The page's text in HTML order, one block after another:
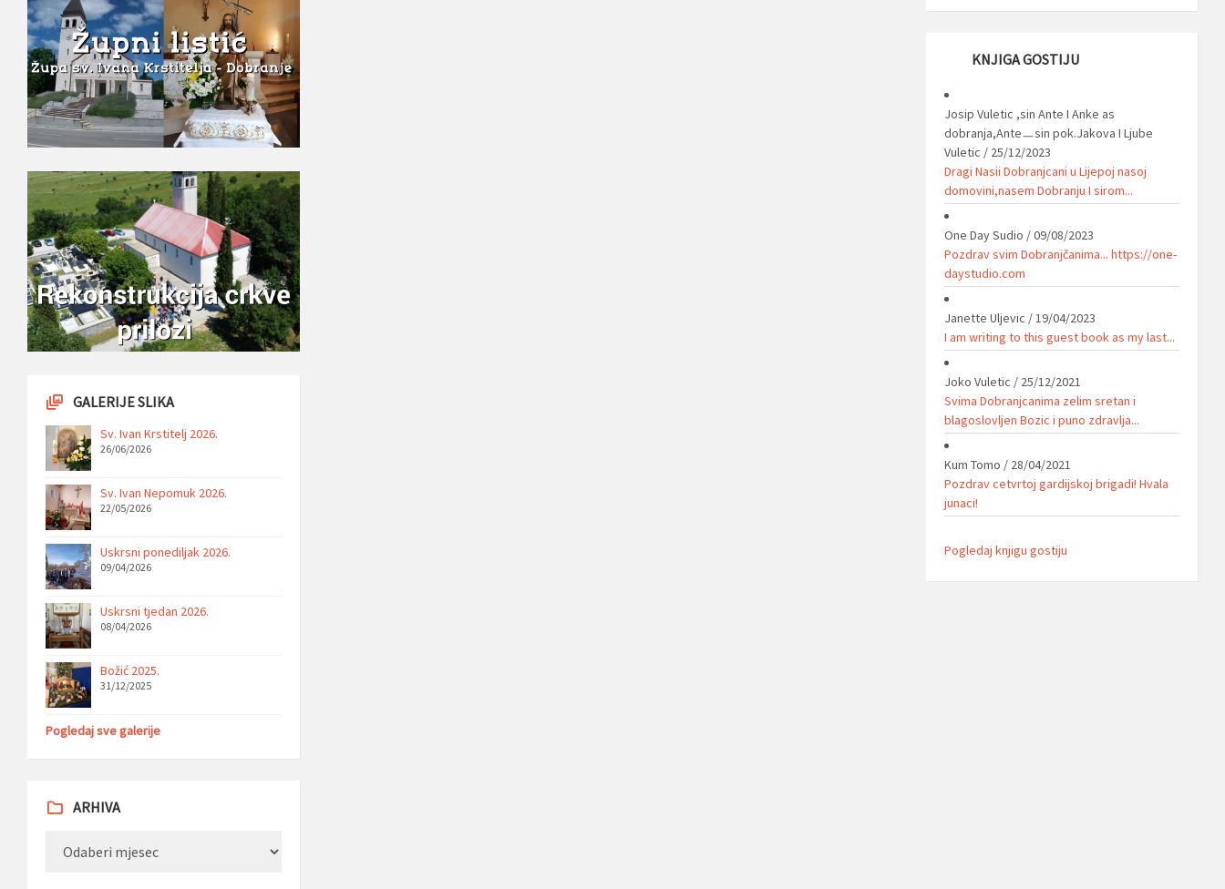
GALERIJE SLIKA
Sv. Ivan Krstitelj 2026.
26/06/2026
Sv. Ivan Nepomuk 2026.
22/05/2026
Uskrsni ponediljak 2026.
09/04/2026
Uskrsni tjedan 2026.
08/04/2026
Božić 2025.
31/12/2025
Pogledaj sve galerije
ARHIVA
KNJIGA GOSTIJU
Josip Vuletic ,sin Ante I Anke as
dobranja,Anteㅡsin pok.Jakova I Ljube
Vuletic / 25/12/2023
Dragi Nasii Dobranjcani u Lijepoj nasoj
domovini,nasem Dobranju I sirom...
One Day Sudio /09/08/2023
Pozdrav svim Dobranjčanima... https://one-
daystudio.com
Janette Uljevic /19/04/2023
I am writing to this guest book as my last...
Joko Vuletic / 25/12/2021
Svima Dobranjcanima zelim sretan i
blagoslovljen Bozic i puno zdravlja...
Kum Tomo / 28/04/2021
Pozdrav cetvrtoj gardijskoj brigadi! Hvala
junaci!
Pogledaj knjigu gostiju